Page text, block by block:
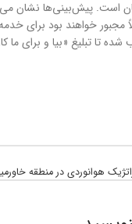
خواهند بود برای خدمه
تا تبلیغ «بیا و برای ما
هوانوردی در منطقه